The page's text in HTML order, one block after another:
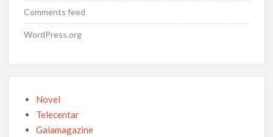
Comments feed
WordPress.org
Novel
Telecentar
Galamagazine